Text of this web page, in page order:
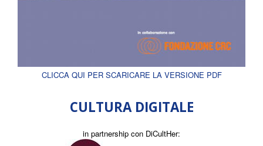
CLICCA QUI PER SCARICARE LA VERSIONE PDF
CULTURA DIGITALE
in partnership con DiCultHer: